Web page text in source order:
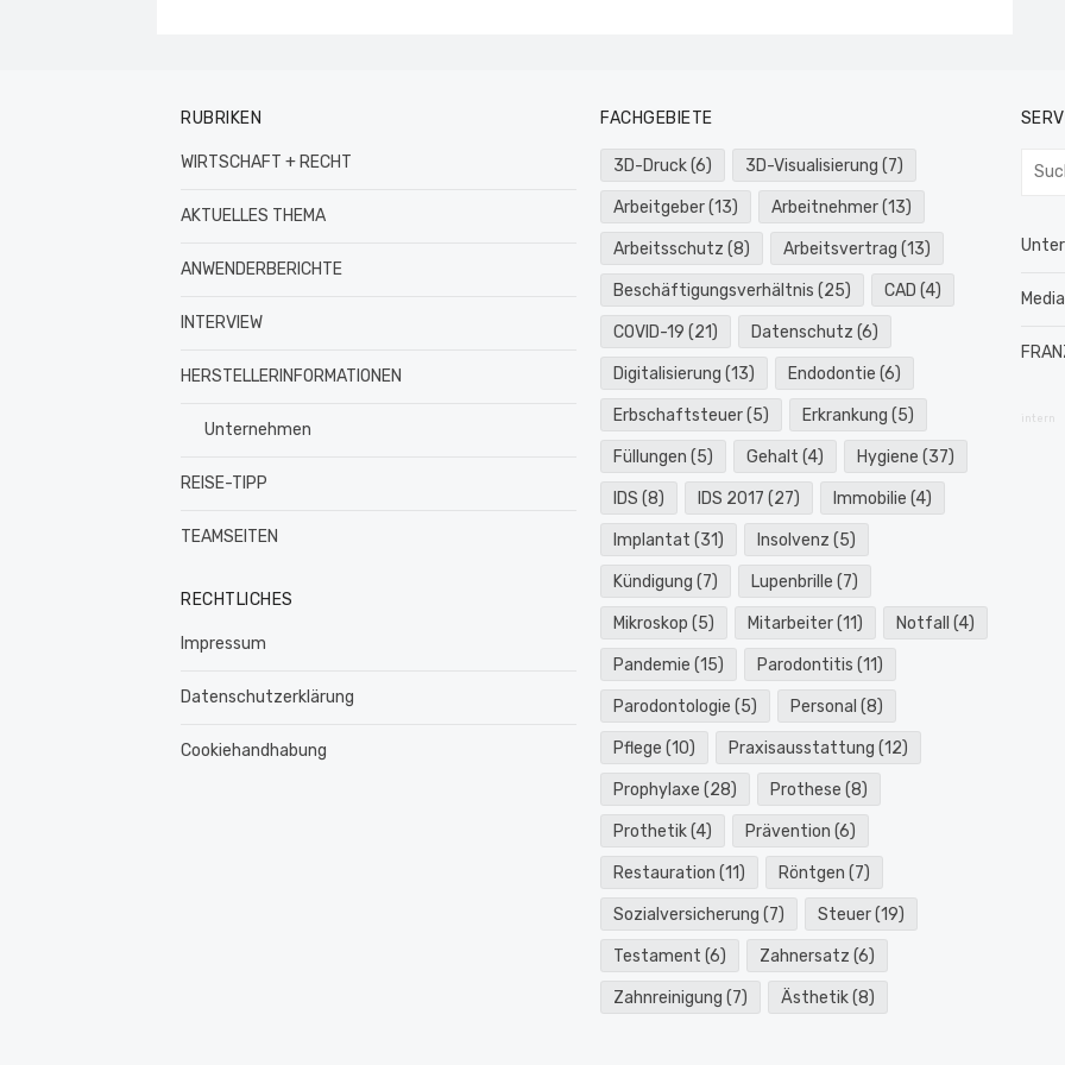
RUBRIKEN
WIRTSCHAFT + RECHT
AKTUELLES THEMA
ANWENDERBERICHTE
INTERVIEW
HERSTELLERINFORMATIONEN
Unternehmen
REISE-TIPP
TEAMSEITEN
RECHTLICHES
Impressum
Datenschutzerklärung
Cookiehandhabung
FACHGEBIETE
3D-Druck(6) 3D-Visualisierung (7)
Arbeitgeber(13) Arbeitnehmer(13)
Arbeitsschutz (8) Arbeitsvertrag (13)
Beschäftigungsverhältnis (25) CAD (4)
COVID-19 (21) Datenschutz (6)
Digitalisierung (13) Endodontie (6)
Erbschaftsteuer(5) Erkrankung (5)
Füllungen (5) Gehalt (4) Hygiene (37)
IDS (8) IDS 2017 (27) Immobilie (4)
Implantat (31) Insolvenz (5)
Kündigung (7) Lupenbrille (7)
Mikroskop (5) Mitarbeiter(11) Notfall (4)
Pandemie (15) Parodontitis (11)
Parodontologie (5) Personal (8)
Pflege (10) Praxisausstattung (12)
Prophylaxe (28) Prothese (8)
Prothetik(4) Prävention (6)
Restauration (11) Röntgen (7)
Sozialversicherung (7) Steuer(19)
Testament (6) Zahnersatz (6)
Zahnreinigung (7) Ästhetik(8)
intern